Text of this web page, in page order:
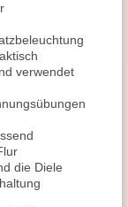
verwendet
die Diele